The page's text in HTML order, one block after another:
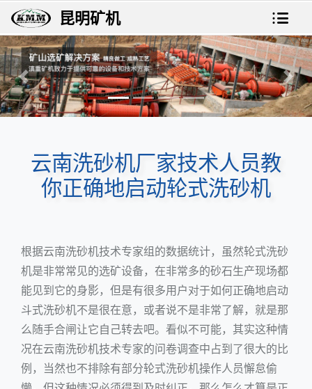
昆明矿机
上一张 下
云南洗砂机厂家技术人员教
你正确地启动轮式洗砂机
根据云南洗砂机技术专家组的数据统计，虽然轮式洗砂
机是非常常见的选矿设备，在非常多的砂石生产现场都
能见到它的身影，但是有很多用户对于如何正确地启动
斗式洗砂机不是很在意，或者说不是非常了解，就是那
么随手合闸让它自己转去吧。看似不可能，其实这种情
况在云南洗砂机技术专家的问卷调查中占到了很大的比
例，当然也不排除有部分轮式洗砂机操作人员懈怠偷